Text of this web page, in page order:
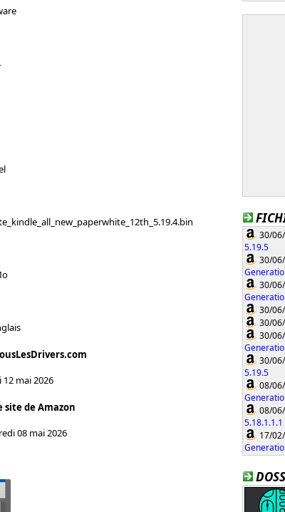
12 mai 2026
de Amazon
08 mai 2026
30/
5.19.5
30/
30/
30/
30/
30/
30/
5.19.5
08/
08/
5.18.1.1.1
17/